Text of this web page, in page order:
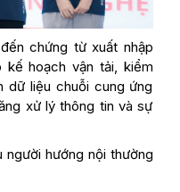
chứng từ xuất nhập
kế hoạch vận tải, kiểm
dữ liệu chuỗi cung ứng
xử lý thông tin và sự
người hướng nội thường